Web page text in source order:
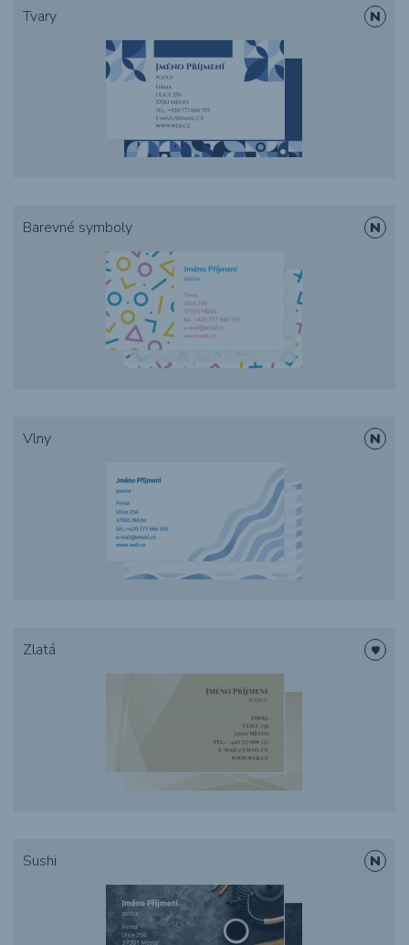
Tvary
Barevné symboly
Vlny
Zlatá
Sushi